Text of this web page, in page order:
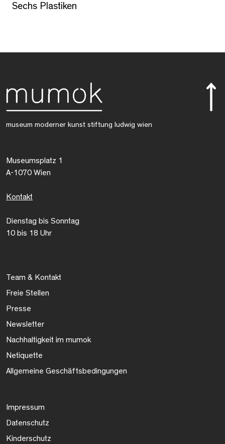
Sechs Plastiken
museum moderner kunst stiftung ludwig wien
Museumsplatz 1
A-1070 Wien
Kontakt
Dienstag bis Sonntag
10 bis 18 Uhr
Team & Kontakt
Freie Stellen
Presse
Newsletter
Nachhaltigkeit im mumok
Netiquette
Allgemeine Geschäftsbedingungen
Impressum
Datenschutz
Kinderschutz